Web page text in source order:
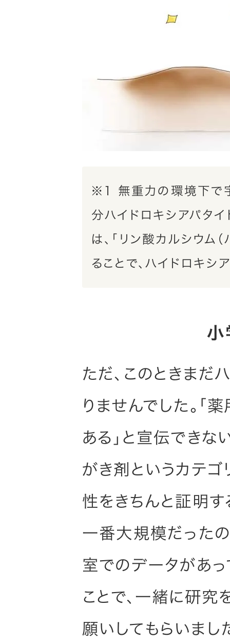
※1 無重力の環境下で
分ハイドロキシアパタ
は、「リン酸カルシウム
ることで、ハイドロキシ
小
ただ、このときまだ
りませんでした。「
ある」と宣伝できな
がき剤というカテゴ
性をきちんと証明す
一番大規模だった
室でのデータがあ
ことで、一緒に研
願いしてもらいまし